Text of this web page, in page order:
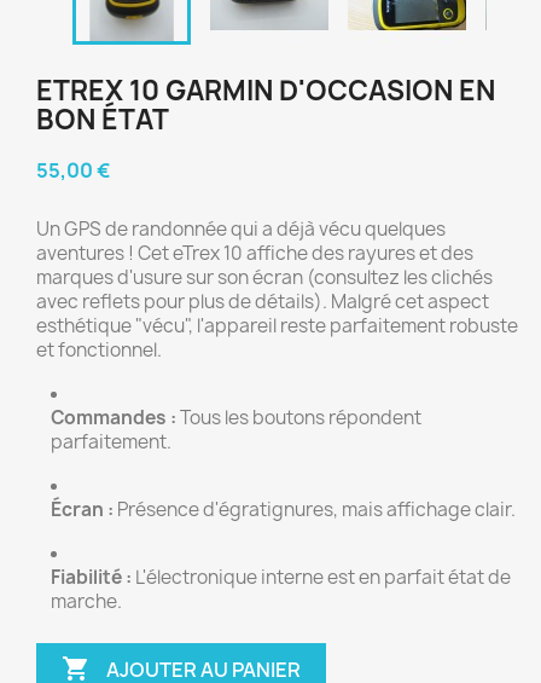
ETREX 10 GARMIN D'OCCASION EN
BON ÉTAT
55,00 €
Un GPS de randonnée qui a déjà vécu quelques
aventures ! Cet eTrex 10 affiche des rayures et des
marques d'usure sur son écran (consultez les clichés
avec reflets pour plus de détails). Malgré cet aspect
esthétique "vécu", l'appareil reste parfaitement robuste
et fonctionnel.
Commandes :Tous les boutons répondent
parfaitement.
Écran : Présence d'égratignures, mais affichage clair.
Fiabilité : L'électronique interne est en parfait état de
marche.
 AJOUTER AU PANIER